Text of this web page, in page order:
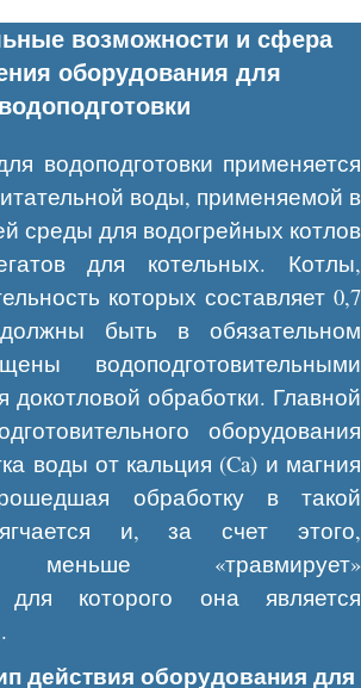
возможности и сфера
оборудования для
водоподготовки
водоподготовки применяется
воды, применяемой в
среды для водогрейных котлов
для котельных. Котлы,
которых составляет 0,7
быть в обязательном
водоподготовительными
докотловой обработки. Главной
оборудования
воды от кальция (Ca) и магния
обработку в такой
и, за счет этого,
меньше «травмирует»
для которого она является
действия оборудования для